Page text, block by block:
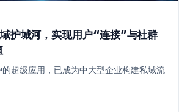
护城河，实现用户“连接”与社群
超级应用，已成为中大型企业构建私域流